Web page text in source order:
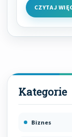
CZYTAJ
Biznes